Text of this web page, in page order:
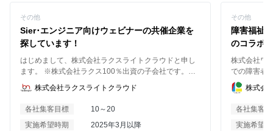
その他
Sier･エンジニア向けウェビナーの共催企業を
探しています！
はじめまして、株式会社ラクスライトクラウドと申し
ます。 ※株式会社ラクス100％出資の子会社です。
(https://www.rakus.co.jp/business/cloud/rlc-service/) 弊
社はブラストエンジンを提供しており、ターゲットと
なるエンジニアや情シスへの認知獲得を目的にウェビ
ナーを開催したいと思っております。 ブラストエンジ
ンは利用中のシステムをAPIやSMTPリレーで連携する
株式会社ラクスライトクラウド
各社集客目標
10～20
実施希望時期
2025年3月以降
その他
障害福祉
のコラボ
株式会社ワ
での障害者
しています。 障害者の日常生活及び社会生活を
に支援する
業 ・児童
す。 その中で、福祉施設のフランチャイズ展開を行っ
ており、そ
株式会
各社集客
実施希望